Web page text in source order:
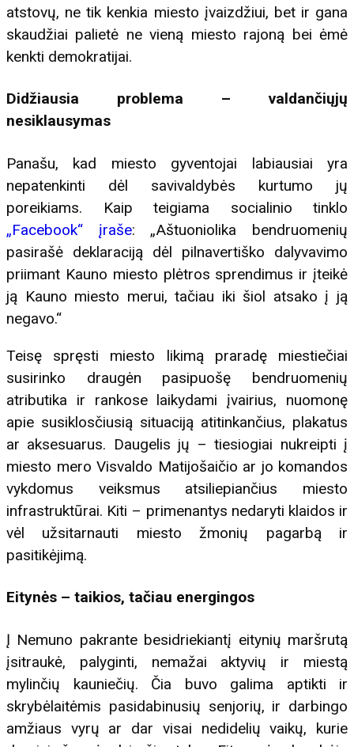
atstovų, ne tik kenkia miesto įvaizdžiui, bet ir gana
skaudžiai palietė ne vieną miesto rajoną bei ėmė
kenkti demokratijai.
Didžiausia problema – valdančiųjų
nesiklausymas
Panašu, kad miesto gyventojai labiausiai yra
nepatenkinti dėl savivaldybės kurtumo jų
poreikiams. Kaip teigiama socialinio tinklo
„Facebook“ įraše: „Aštuoniolika bendruomenių
pasirašė deklaraciją dėl pilnavertiško dalyvavimo
priimant Kauno miesto plėtros sprendimus ir įteikė
ją Kauno miesto merui, tačiau iki šiol atsako į ją
negavo.“
Teisę spręsti miesto likimą praradę miestiečiai
susirinko draugėn pasipuošę bendruomenių
atributika ir rankose laikydami įvairius, nuomonę
apie susiklosčiusią situaciją atitinkančius, plakatus
ar aksesuarus. Daugelis jų – tiesiogiai nukreipti į
miesto mero Visvaldo Matijošaičio ar jo komandos
vykdomus veiksmus atsiliepiančius miesto
infrastruktūrai. Kiti – primenantys nedaryti klaidos ir
vėl užsitarnauti miesto žmonių pagarbą ir
pasitikėjimą.
Eitynės – taikios, tačiau energingos
Į Nemuno pakrante besidriekiantį eitynių maršrutą
įsitraukė, palyginti, nemažai aktyvių ir miestą
mylinčių kauniečių. Čia buvo galima aptikti ir
skrybėlaitėmis pasidabinusių senjorių, ir darbingo
amžiaus vyrų ar dar visai nedidelių vaikų, kurie